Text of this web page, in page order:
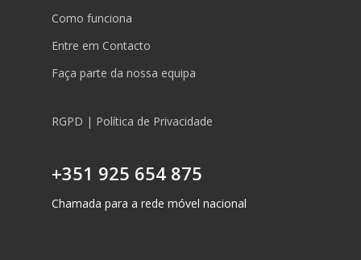
Como funciona
Entre em Contacto
Faça parte da nossa equipa
RGPD | Política de Privacidade
+351 925 654 875
Chamada para a rede móvel nacional